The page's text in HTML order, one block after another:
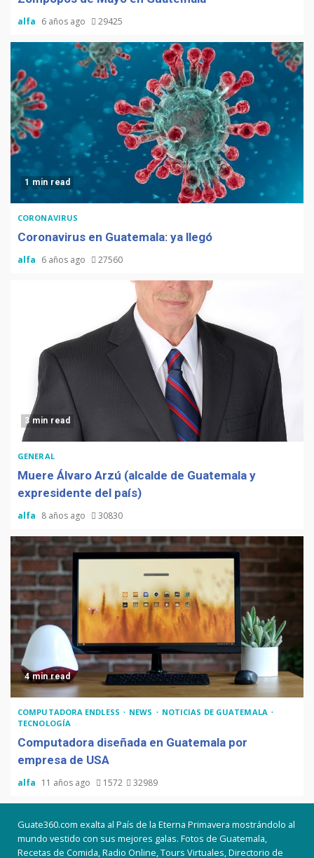
alfa 6 años ago 29425
1 min read
CORONAVIRUS
Coronavirus en Guatemala: ya llegó
alfa 6 años ago 27560
3 min read
GENERAL
Muere Álvaro Arzú (alcalde de Guatemala y
expresidente del país)
alfa 8 años ago 30830
4 min read
COMPUTADORA ENDLESS NEWS
NOTICIAS DE GUATEMALA
TECNOLOGÍA
Computadora diseñada en Guatemala por
empresa de USA
alfa 11 años ago 1572 32989
Guate360.com exalta al País de la Eterna Primavera mostrándolo al
mundo vestido con sus mejores galas. Fotos de Guatemala,
Recetas de Comida, Radio Online, Tours Virtuales, Directorio de